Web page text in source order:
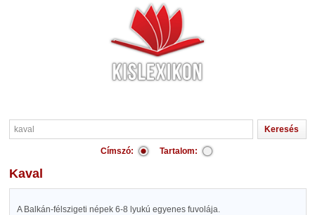
Címszó: Tartalom:
kaval
A Balkán-félszigeti népek 6-8 lyukú egyenes fuvolája.